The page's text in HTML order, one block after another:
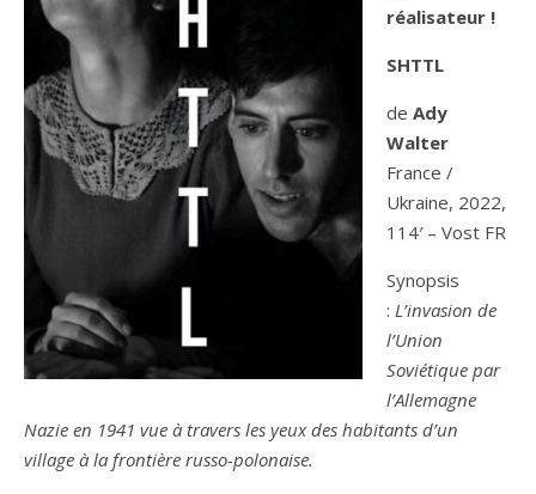
réalisateur !
SHTTL
de Ady
Walter
France /
Ukraine, 2022,
114′ – Vost FR
Synopsis
: L’invasion de
l’Union
Soviétique par
l’Allemagne
Nazie en 1941 vue à travers les yeux des habitants d’un
village à la frontière russo-polonaise.